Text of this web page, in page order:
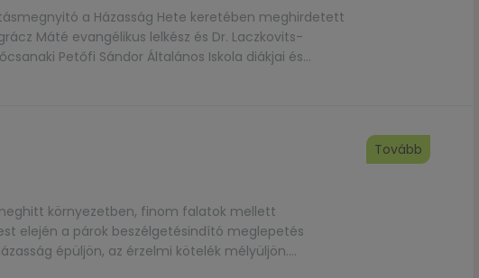
a Házasság Hete keretében meghirdetett
Máté evangélikus lelkész és Dr. Laczkovits-
Petőfi Sándor Általános Iskola diákjai és
a Liszt Ferenc Zeneiskola és a […]
környezetben, finom falatok mellett
elején a párok beszélgetésindító meglepetés
épüljön, az érzelmi kötelék mélyüljön.
vacsora ára: A menü: 6900 Ft, B menü: 7400 Ft)
Tovább